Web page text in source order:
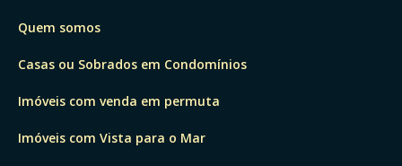
Quem somos
Casas ou Sobrados em Condomínios
Imóveis com venda em permuta
Imóveis com Vista para o Mar